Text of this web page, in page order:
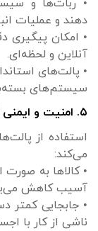
• ربات‌ها و
دهند و عملیات
• امکان پیگیری
آنلاین و لحظه‌ای.
• پالت‌های
سیستم‌های
۵. امنیت و ایمنی کالا
استفاده از
می‌کند:
• کالاها به
آسیب کاهش
• جابجایی کمتر
ناشی از کار با